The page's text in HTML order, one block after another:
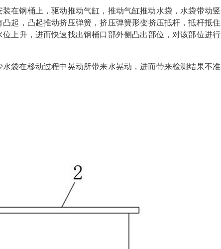
在钢桶上，驱动推动气缸，推动气缸推动水袋，水袋带动竖
起，凸起推动挤压弹簧，挤压弹簧形变挤压抵杆，抵杆抵住
上升，进而快速找出钢桶口部外侧凸出部位，对该部位进行
袋在移动过程中晃动所带来水晃动，进而带来检测结果不准